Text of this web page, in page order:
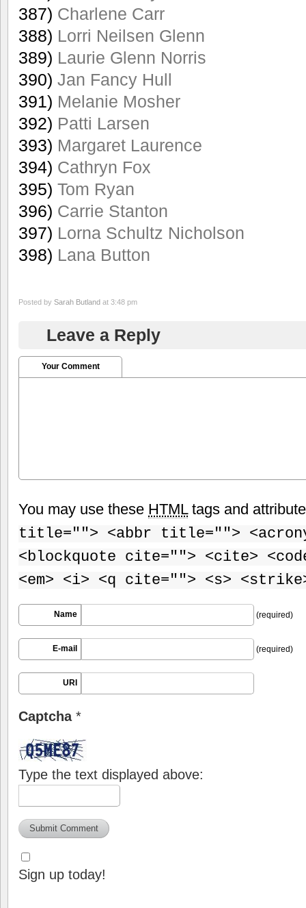
387) Charlene Carr
388) Lorri Neilsen Glenn
389) Laurie Glenn Norris
390) Jan Fancy Hull
391) Melanie Mosher
392) Patti Larsen
393) Margaret Laurence
394) Cathryn Fox
395) Tom Ryan
396) Carrie Stanton
397) Lorna Schultz Nicholson
398) Lana Button
Posted by Sarah Butland at 3:48 pm
Leave a Reply
Your Comment
You may use these HTMLtags and
title=""> <abbr title="">
<blockquote cite=""> <cite>
<em> <i> <q cite=""> <s>
Name (required)
E-mail (required)
URI
Captcha *
Type the text displayed above:
Sign up today!